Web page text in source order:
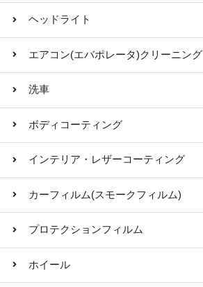
ヘッドライト
エアコン(エバポレータ)クリーニング
洗車
ボディコーティング
インテリア・レザーコーティング
カーフィルム(スモークフィルム)
プロテクションフィルム
ホイール